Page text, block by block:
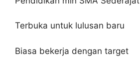
Terbuka untuk lulusan baru
Biasa bekerja dengan target